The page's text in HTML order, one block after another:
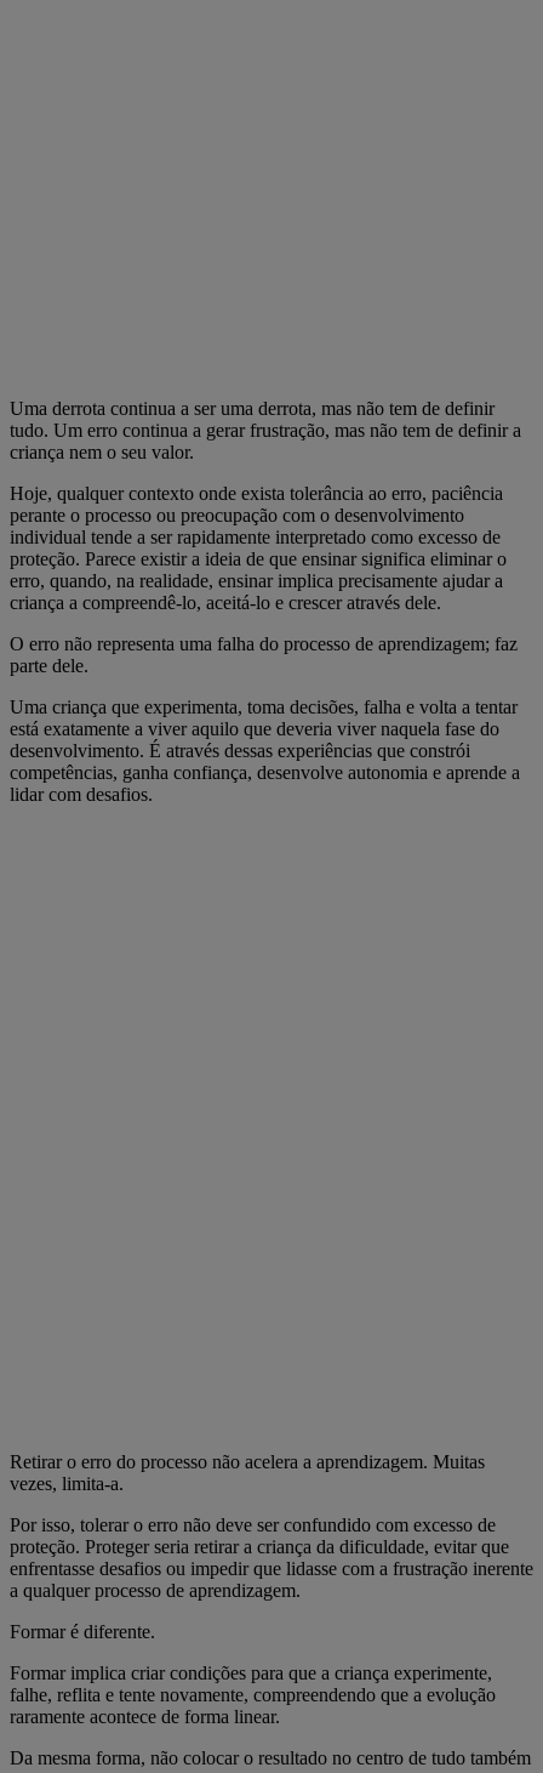
Uma derrota continua a ser uma derrota, mas não tem de definir
tudo. Um erro continua a gerar frustração, mas não tem de definir a
criança nem o seu valor.
Hoje, qualquer contexto onde exista tolerância ao erro, paciência
perante o processo ou preocupação com o desenvolvimento
individual tende a ser rapidamente interpretado como excesso de
proteção. Parece existir a ideia de que ensinar significa eliminar o
erro, quando, na realidade, ensinar implica precisamente ajudar a
criança a compreendê-lo, aceitá-lo e crescer através dele.
O erro não representa uma falha do processo de aprendizagem; faz
parte dele.
Uma criança que experimenta, toma decisões, falha e volta a tentar
está exatamente a viver aquilo que deveria viver naquela fase do
desenvolvimento. É através dessas experiências que constrói
competências, ganha confiança, desenvolve autonomia e aprende a
lidar com desafios.
Retirar o erro do processo não acelera a aprendizagem. Muitas
vezes, limita-a.
Por isso, tolerar o erro não deve ser confundido com excesso de
proteção. Proteger seria retirar a criança da dificuldade, evitar que
enfrentasse desafios ou impedir que lidasse com a frustração inerente
a qualquer processo de aprendizagem.
Formar é diferente.
Formar implica criar condições para que a criança experimente,
falhe, reflita e tente novamente, compreendendo que a evolução
raramente acontece de forma linear.
Da mesma forma, não colocar o resultado no centro de tudo também